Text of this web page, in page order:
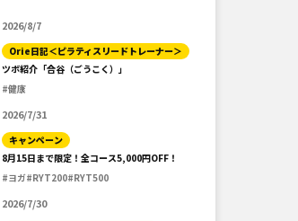
2026/8/7
Orie日記＜ピラティスリードトレーナー＞
ツボ紹介「合谷（ごうこく）」
#健康
2026/7/31
キャンペーン
8月15日まで限定！全コース5,000円OFF！
#ヨガ#RYT200#RYT500
2026/7/30